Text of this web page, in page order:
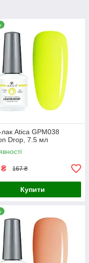
лак Atica GPM038
Drop, 7.5 мл
₴ 167 ₴
Купити